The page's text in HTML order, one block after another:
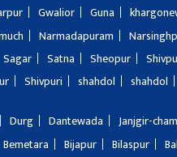
Gwalior Guna
Narmadapuram
Sagar Satna Sheopur
Shivpuri shahdol shahdol
Durg Dantewada Janjgir-
Bemetara Bijapur Bilaspur